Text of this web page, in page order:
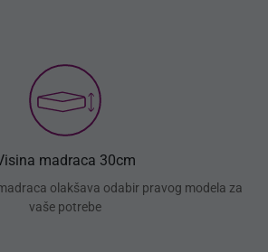
madraca 30cm
olakšava odabir pravog modela za
vaše potrebe